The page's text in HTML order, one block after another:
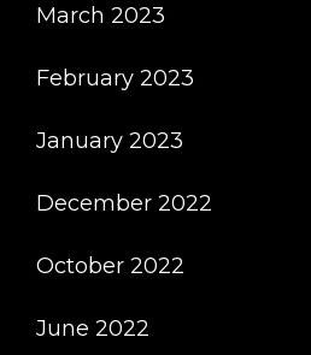
March 2023
February 2023
January 2023
December 2022
October 2022
June 2022